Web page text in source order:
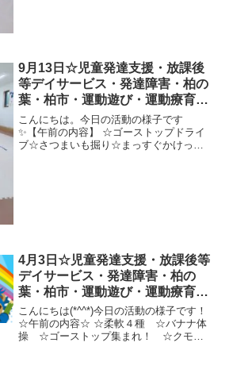
9月13日☆児童発達支援・放課後
等デイサービス・発達障害・柏の
葉・柏市・運動遊び・運動療育・
プログラム・楽しい療育
こんにちは。今日の活動の様子です
✨【午前の内容】 ☆ゴーストップドライ
ブ☆さつまいも掘り☆まっすぐかけっこ
4月3日☆児童発達支援・放課後等
デイサービス・発達障害・柏の
葉・柏市・運動遊び・運動療育・
プログラム・楽しい療育
こんにちは(*^^*)今日の活動の様子です！
☆午前の内容☆ ☆柔軟４種 ☆バナナ体
操 ☆ゴーストップ集まれ！ ☆クモの